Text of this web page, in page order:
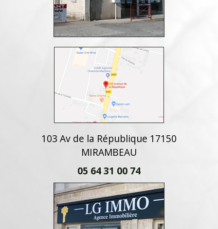
103 Av de la République 17150
MIRAMBEAU
05 64 31 00 74